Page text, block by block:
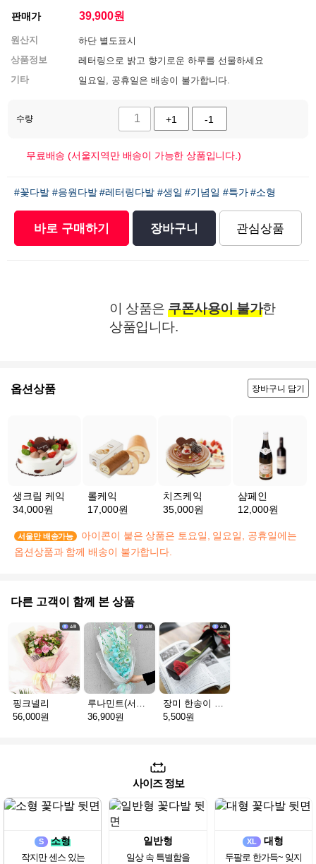
판매가 39,900원
원산지
하단 별도표시
상품정보
레터링으로 밝고 향기로운 하루를 선물하세요
기타
일요일, 공휴일은 배송이 불가합니다.
수량 +1 -1
무료배송 (서울지역만 배송이 가능한 상품입니다.)
#꽃다발 #응원다발 #레터링다발 #생일 #기념일 #특가 #소형
바로 구매하기 장바구니 관심상품
이 상품은 쿠폰사용이 불가한
상품입니다.
옵션상품 장바구니 담기
생크림 케익
34,000원
롤케익
17,000원
치즈케익
35,000원
샴페인
12,000원
서울만 배송가능
아이콘이 붙은 상품은 토요일, 일요일, 공휴일에는
옵션상품과 함께 배송이 불가합니다.
다른 고객이 함께 본 상품
핑크넬리
56,000원
36,900원
5,500원
사이즈 정보
S 소형
작지만 센스 있는
일반형
일상 속 특별함을
XL 대형
두팔로 한가득~ 잊지